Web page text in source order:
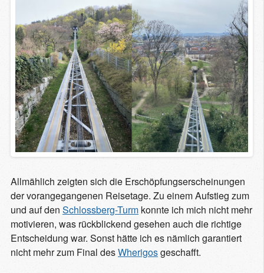
Allmählich zeigten sich die Erschöpfungserscheinungen
der vorangegangenen Reisetage. Zu einem Aufstieg zum
und auf den Schlossberg-Turm konnte ich mich nicht mehr
motivieren, was rückblickend gesehen auch die richtige
Entscheidung war. Sonst hätte ich es nämlich garantiert
nicht mehr zum Final desWherigosgeschafft.